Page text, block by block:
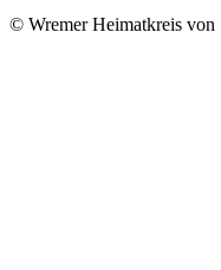
© Wremer Heimatkreis von